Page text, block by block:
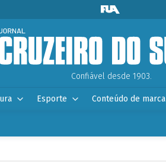
Confiável desde 1903.
Esporte Conteúdo de marca